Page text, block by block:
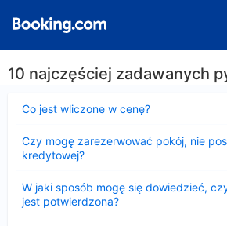
10 najczęściej zadawanych
Co jest wliczone w cenę?
Czy mogę zarezerwować pokój, nie
kredytowej?
W jaki sposób mogę się dowiedzieć,
jest potwierdzona?